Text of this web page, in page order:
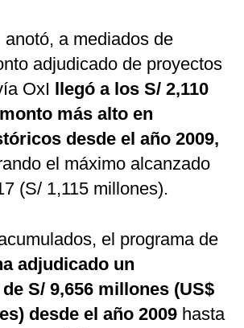
a mediados de
adjudicado de proyectos
OxI llegó a los S/ 2,110
más alto en
desde el año 2009,
el máximo alcanzado
(S/ 1,115 millones).
el programa de
adjudicado un
S/ 9,656 millones (US$
desde el año 2009 hasta